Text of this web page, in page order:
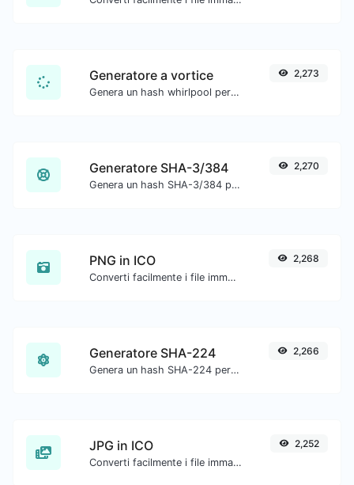
Generatore a vortice
Genera un hash whirlpool per qualsiasi input di stringa.
2,273
Generatore SHA-3/384
Genera un hash SHA-3/384 per qualsiasi input di stringa.
2,270
PNG in ICO
Converti facilmente i file immagine PNG in ICO.
2,268
Generatore SHA-224
Genera un hash SHA-224 per qualsiasi input di stringa.
2,266
JPG in ICO
Converti facilmente i file immagine JPG in ICO.
2,252